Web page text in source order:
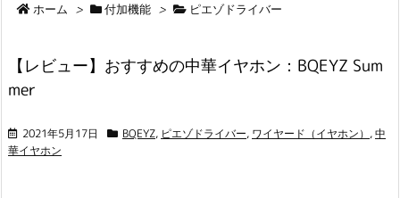
ホーム > 付加機能 > ピエゾドライバー
【レビュー】おすすめの中華イヤホン：BQEYZ Sum
mer
2021年5月17日 BQEYZ, ピエゾドライバー, ワイヤード（イヤホン） ,中
華イヤホン